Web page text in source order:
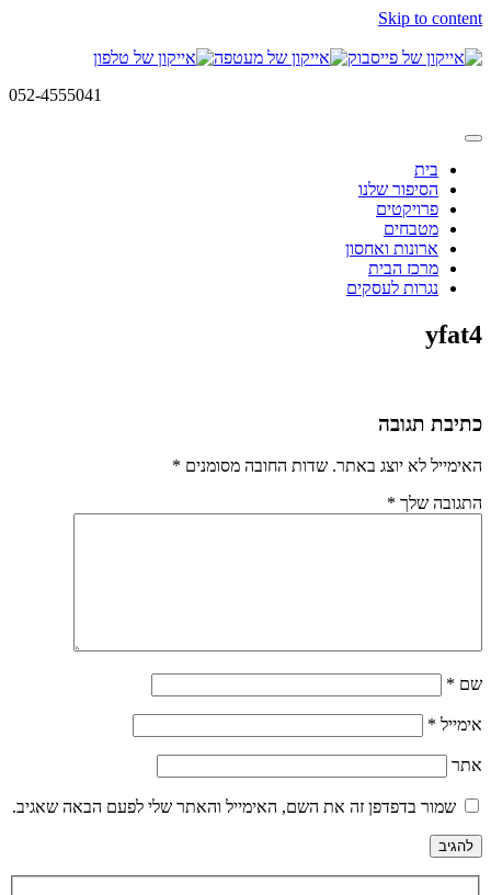
Skip to content
052-4555041
בית
הסיפור שלנו
פרויקטים
מטבחים
ארונות ואחסון
מרכז הבית
נגרות לעסקים
yfat4
כתיבת תגובה
האימייל לא יוצג באתר. שדות החובה מסומנים *
התגובה שלך *
שם *
אימייל *
אתר
שמור בדפדפן זה את השם, האימייל והאתר שלי לפעם הבאה שאגיב.